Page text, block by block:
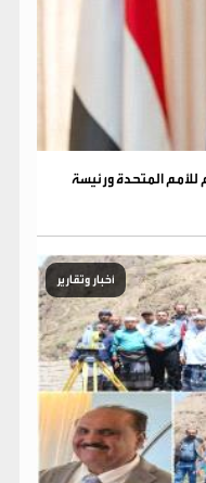
للأمم المتحدة ورئيسة
أخبار وتقارير